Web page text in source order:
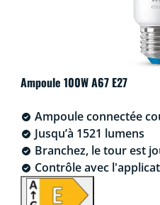
Ampoule 100W A67 E27
Ampoule connectée
Jusqu’à 1521 lumens
Branchez, le tour est
Contrôle avec